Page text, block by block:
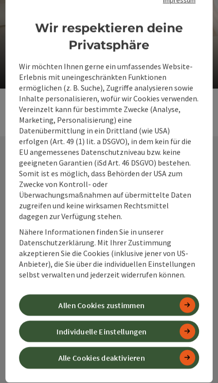
Liebesrezepte einer Gräfin
Kontakt
Alpenland Tourismus GmbH
Bahnhofstraße 2
4580 Windischgarsten
+43 50 360 360 360
info@360alpenland.com
Wir respektieren deine
Privatsphäre
Wir möchten Ihnen gerne ein umfassendes Website-
Erlebnis mit uneingeschränkten Funktionen
ermöglichen (z. B. Suche), Zugriffe analysieren sowie
Inhalte personalisieren, wofür wir Cookies verwenden.
Vereinzelt kann für bestimmte Zwecke (Analyse,
Marketing, Personalisierung) eine
Datenübermittlung in ein Drittland (wie USA)
erfolgen (Art. 49 (1) lit. a DSGVO), in dem kein für die
EU angemessenes Datenschutzniveau bzw. keine
geeigneten Garantien (iSd Art. 46 DSGVO) bestehen.
Somit ist es möglich, dass Behörden der USA zum
Zwecke von Kontroll- oder
Überwachungsmaßnahmen auf übermittelte Daten
zugreifen und keine wirksamen Rechtsmittel
dagegen zur Verfügung stehen.
Nähere Informationen finden Sie in unserer
Datenschutzerklärung. Mit Ihrer Zustimmung
akzeptieren Sie die Cookies (inklusive jener von US-
Anbieter), die Sie über die individuellen Einstellungen
selbst verwalten und jederzeit widerrufen können.
Alle Cookies deaktivieren
Individuelle Einstellungen
Allen Cookies zustimmen